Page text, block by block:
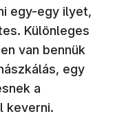
egy-egy ilyet,
Különleges
van bennük
egy
a
keverni.